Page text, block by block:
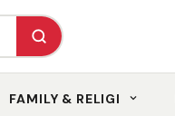
FAMILY & RELIGI